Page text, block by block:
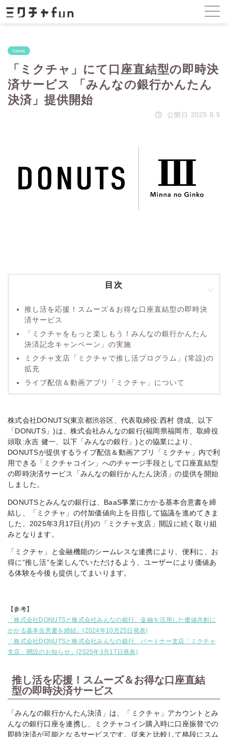
news
「ミクチャ」にて口座直結型の即時決
済サービス 「みんなの銀行かんたん
決済」提供開始
公開日 2025.8.5
目次
推し活を応援！スムーズ＆お得な口座直結型の即時決
済サービス
「ミクチャをもっと楽しもう！みんなの銀行かんたん
決済記念キャンペーン」の実施
ミクチャ支店「ミクチャで推し活プログラム」(常設)の
拡充
ライブ配信＆動画アプリ「ミクチャ」について
株式会社DONUTS(東京都渋谷区、代表取締役:西村 啓成、以下
「DONUTS」)は、株式会社みんなの銀行(福岡県福岡市、取締役
頭取:永吉 健一、以下「みんなの銀行」)との協業により、
DONUTSが提供するライブ配信＆動画アプリ「ミクチャ」内で利
用できる「ミクチャコイン」へのチャージ手段として口座直結型
の即時決済サービス「みんなの銀行かんたん決済」の提供を開始
しました。
DONUTSとみんなの銀行は、BaaS事業にかかる基本合意書を締
結し、「ミクチャ」の付加価値向上を目指して協議を進めてきま
した。2025年3月17日(月)の「ミクチャ支店」開設に続く取り組
みとなります。
「ミクチャ」と金融機能のシームレスな連携により、便利に、お
得に“推し活”を楽しんでいただけるよう、ユーザーにより価値あ
る体験を今後も提供してまいります。
【参考】
「株式会社DONUTSと株式会社みんなの銀行、金融を活用した価値共創に
かかる基本合意書を締結」(2024年10月25日発表)
「株式会社DONUTSと株式会社みんなの銀行、パートナー支店「ミクチャ
支店」開設のお知らせ」(2025年3月17日発表)
推し活を応援！スムーズ＆お得な口座直結
型の即時決済サービス
「みんなの銀行かんたん決済」は、「ミクチャ」アカウントとみ
んなの銀行口座を連携し、ミクチャコイン購入時に口座振替での
即時決済が可能となるサービスです。従来と比較して格段にスム